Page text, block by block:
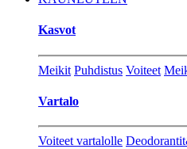
Kasvot
Meikit Puhdistus Voiteet
Vartalo
Voiteet vartalolle